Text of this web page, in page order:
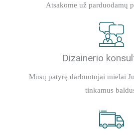
Atsakome už parduodamų
Dizainerio
Mūsų patyrę darbuotojai mielai
tinkamus